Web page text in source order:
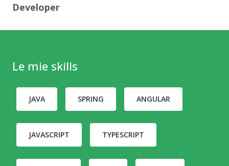
Developer
Le mie skills
JAVA SPRING ANGULAR
JAVASCRIPT TYPESCRIPT